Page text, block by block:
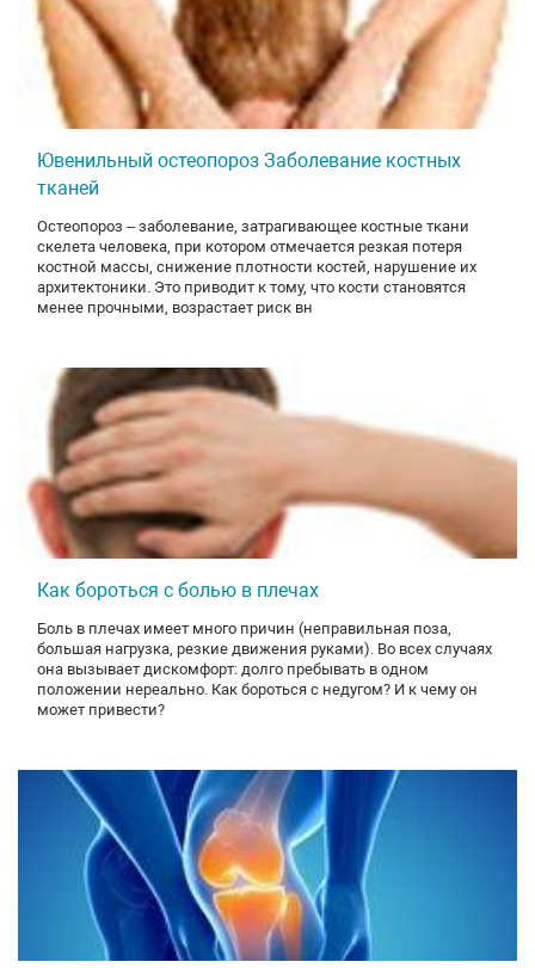
Ювенильный остеопороз Заболевание костных
тканей
Остеопороз – заболевание, затрагивающее костные ткани
скелета человека, при котором отмечается резкая потеря
костной массы, снижение плотности костей, нарушение их
архитектоники. Это приводит к тому, что кости становятся
менее прочными, возрастает риск вн
Как бороться с болью в плечах
Боль в плечах имеет много причин (неправильная поза,
большая нагрузка, резкие движения руками). Во всех случаях
она вызывает дискомфорт: долго пребывать в одном
положении нереально. Как бороться с недугом? И к чему он
может привести?